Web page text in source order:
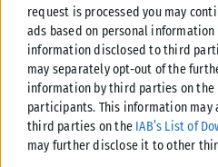
request is processed you may
ads based on personal
information disclosed to third
may separately opt-out of the
information by third parties on the
participants. This information may
third parties on the IAB’s List of
may further disclose it to other
Βέβαια, για νέο καζίνο στο
γίνεται σε τέτοιο ρυθμιστικό